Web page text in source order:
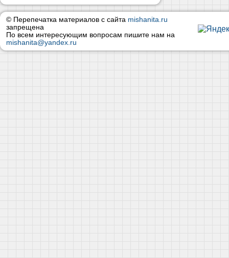
© Перепечатка материалов с сайта mishanita.ru
запрещена
По всем интересующим вопросам пишите нам на
mishanita@yandex.ru